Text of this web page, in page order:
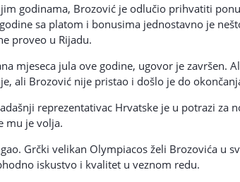
godinama, Brozović je odlučio prihvatiti
sa platom i bonusima jednostavno je
proveo u Rijadu.
mjeseca jula ove godine, ugovor je završen.
ali Brozović nije pristao i došlo je do
reprezentativac Hrvatske je u potrazi za
mu je volja.
Grčki velikan Olympiacos želi Brozovića u
iskustvo i kvalitet u veznom redu.